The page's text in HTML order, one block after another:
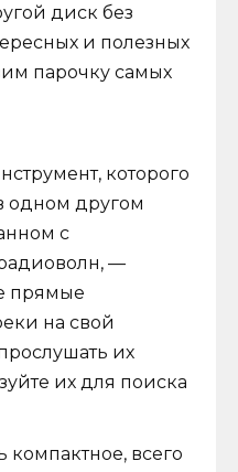
диск без
и полезных
парочку самых
которого
одном другом
с
—
прямые
на свой
их
их для поиска
всего